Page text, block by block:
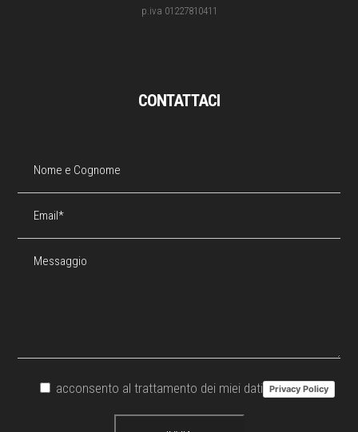
CONTATTACI
acconsento al trattamento dei miei dati Privacy Policy
p.iva 01227810411